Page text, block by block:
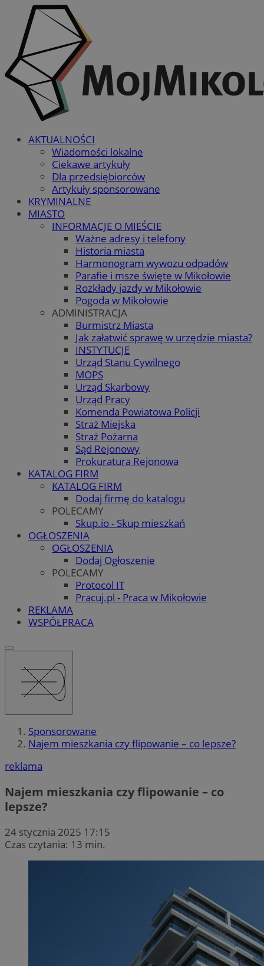
AKTUALNOŚCI
Wiadomości lokalne
Ciekawe artykuły
Dla przedsiębiorców
Artykuły sponsorowane
KRYMINALNE
MIASTO
INFORMACJE O MIEŚCIE
Ważne adresy i telefony
Historia miasta
Harmonogram wywozu odpadów
Parafie i msze święte w Mikołowie
Rozkłady jazdy w Mikołowie
Pogoda w Mikołowie
ADMINISTRACJA
Burmistrz Miasta
Jak załatwić sprawę w urzędzie miasta?
INSTYTUCJE
Urząd Stanu Cywilnego
MOPS
Urząd Skarbowy
Urząd Pracy
Komenda Powiatowa Policji
Straż Miejska
Straż Pożarna
Sąd Rejonowy
Prokuratura Rejonowa
KATALOG FIRM
KATALOG FIRM
Dodaj firmę do katalogu
POLECAMY
Skup.io - Skup mieszkań
OGŁOSZENIA
OGŁOSZENIA
Dodaj Ogłoszenie
POLECAMY
Protocol IT
Pracuj.pl - Praca w Mikołowie
REKLAMA
WSPÓŁPRACA
Sponsorowane
Najem mieszkania czy flipowanie – co lepsze?
reklama
Najem mieszkania czy flipowanie – co
lepsze?
24 stycznia 2025 17:15
Czas czytania: 13 min.